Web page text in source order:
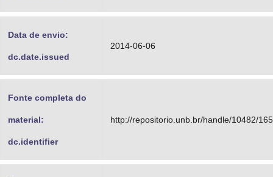
Data de envio:
dc.date.issued
2014-06-06
Fonte completa do
material:
dc.identifier
http://repositorio.unb.br/handle/10482/